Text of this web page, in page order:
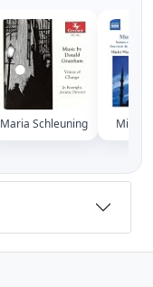
Maria Schleuning Michi